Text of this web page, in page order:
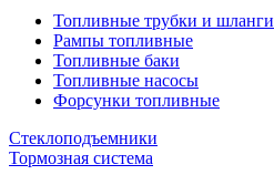
Топливные трубки и шланги
Рампы топливные
Топливные баки
Топливные насосы
Форсунки топливные
Стеклоподъемники
Тормозная система